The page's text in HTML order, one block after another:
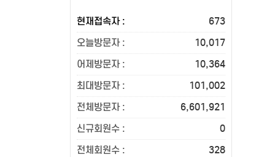
현재접속자 :
673
오늘방문자 :
10,017
어제방문자 :
10,364
최대방문자 :
101,002
전체방문자 :
6,601,921
신규회원수 :
0
전체회원수 :
328